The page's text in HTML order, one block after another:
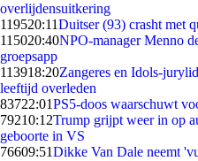
overlijdensuitkering
119520:11Duitser (93) crasht met
115020:40NPO-manager Menno
groepsapp
113918:20Zangeres en Idols-
leeftijd overleden
83722:01PS5-doos waarschuwt
79210:12Trump grijpt weer in op
geboorte in VS
76609:51Dikke Van Dale neemt